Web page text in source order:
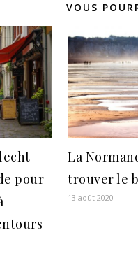
VOUS
pour
La
trouver le
13 août 2020